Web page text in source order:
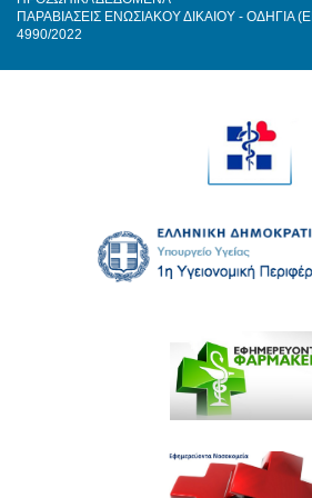
ΠΑΡΑΒΙΑΣΕΙΣ ΕΝΩΣΙΑΚΟΥ ΔΙΚΑΙΟΥ - ΟΔΗΓΙΑ
4990/2022